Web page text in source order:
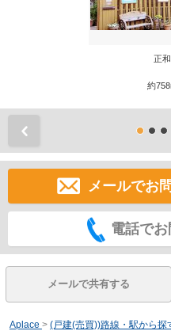
正
約
メールでお
電話で
メールで共有する
Aplace > (戸建(売買))路線・駅から探